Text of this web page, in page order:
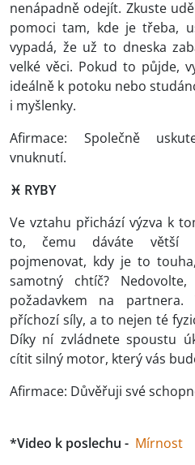
nenápadně odejít. Zkuste
pomoci tam, kde je třeba,
vypadá, že už to dneska
velké věci. Pokud to půjde,
ideálně k potoku nebo
i myšlenky.
Afirmace: Společně
vnuknutí.
♓ RYBY
Ve vztahu přichází výzva k
to, čemu dáváte větší
pojmenovat, kdy je to
samotný chtíč?
požadavkem na partnera.
příchozí síly, a to nejen té
Díky ní zvládnete spoustu
cítit silný motor, který vás
Afirmace: Důvěřuji své
*Video k poslechu - Mírnost